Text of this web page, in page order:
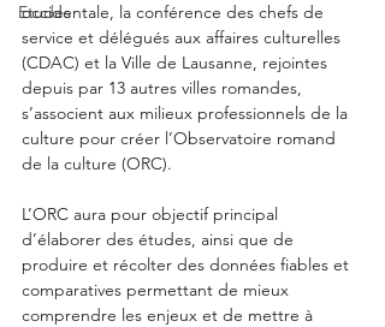
Etudes
occidentale, la conférence des chefs de
service et délégués aux affaires culturelles
(CDAC) et la Ville de Lausanne, rejointes
depuis par 13 autres villes romandes,
s’associent aux milieux professionnels de la
culture pour créer l’Observatoire romand
de la culture (ORC).
L’ORC aura pour objectif principal
d’élaborer des études, ainsi que de
produire et récolter des données fiables et
comparatives permettant de mieux
comprendre les enjeux et de mettre à